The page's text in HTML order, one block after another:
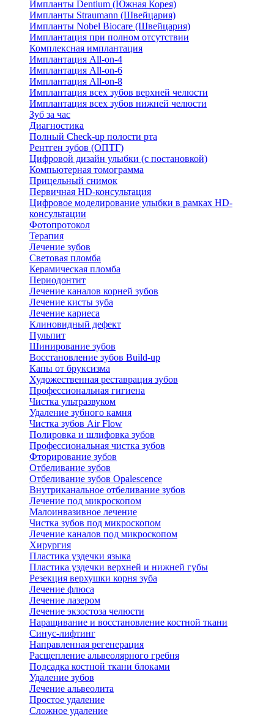
Импланты Dentium (Южная Корея)
Импланты Straumann (Швейцария)
Импланты Nobel Biocare (Швейцария)
Имплантация при полном отсутствии
Комплексная имплантация
Имплантация All-on-4
Имплантация All-on-6
Имплантация All-on-8
Имплантация всех зубов верхней челюсти
Имплантация всех зубов нижней челюсти
Зуб за час
Диагностика
Полный Check-up полости рта
Рентген зубов (ОПТГ)
Цифровой дизайн улыбки (с постановкой)
Компьютерная томограмма
Прицельный снимок
Первичная HD-консультация
Цифровое моделирование улыбки в рамках HD-
консультации
Фотопротокол
Терапия
Лечение зубов
Световая пломба
Керамическая пломба
Периодонтит
Лечение каналов корней зубов
Лечение кисты зуба
Лечение кариеса
Клиновидный дефект
Пульпит
Шинирование зубов
Восстановление зубов Build-up
Капы от бруксизма
Художественная реставрация зубов
Профессиональная гигиена
Чистка ультразвуком
Удаление зубного камня
Чистка зубов Air Flow
Полировка и шлифовка зубов
Профессиональная чистка зубов
Фторирование зубов
Отбеливание зубов
Отбеливание зубов Opalescence
Внутриканальное отбеливание зубов
Лечение под микроскопом
Малоинвазивное лечение
Чистка зубов под микроскопом
Лечение каналов под микроскопом
Хирургия
Пластика уздечки языка
Пластика уздечки верхней и нижней губы
Резекция верхушки корня зуба
Лечение флюса
Лечение лазером
Лечение экзостоза челюсти
Наращивание и восстановление костной ткани
Синус-лифтинг
Направленная регенерация
Расщепление альвеолярного гребня
Подсадка костной ткани блоками
Удаление зубов
Лечение альвеолита
Простое удаление
Сложное удаление